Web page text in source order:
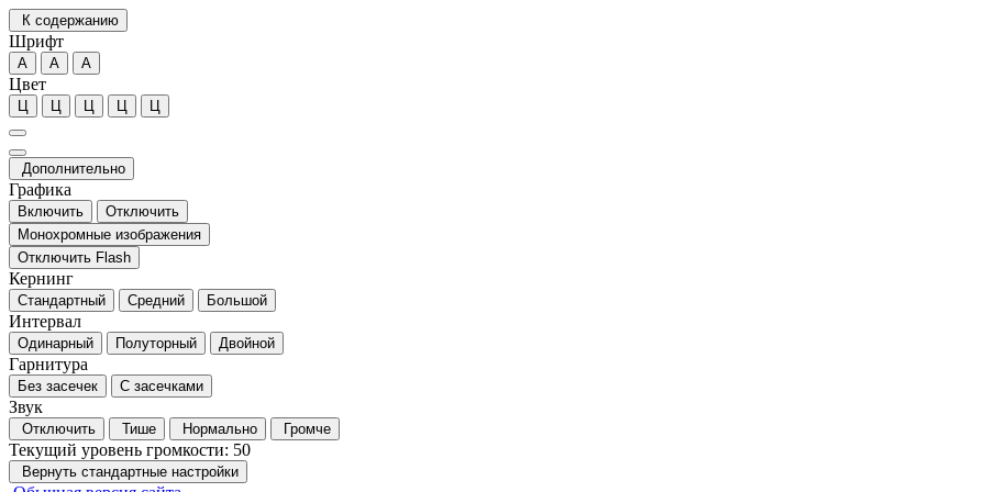
К содержанию
Шрифт
А А А
Цвет
Ц Ц Ц Ц Ц
Дополнительно
Графика
Включить
Отключить
Монохромные изображения
Отключить Flash
Кернинг
Стандартный Средний Большой
Интервал
Одинарный Полуторный Двойной
Гарнитура
Без засечек С засечками
Звук
Отключить Тише Нормально Громче
Текущий уровень громкости: 50
Вернуть стандартные настройки